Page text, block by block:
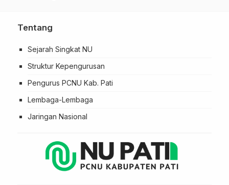
Tentang
Sejarah Singkat NU
Struktur Kepengurusan
Pengurus PCNU Kab. Pati
Lembaga-Lembaga
Jaringan Nasional